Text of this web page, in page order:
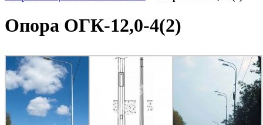
Опора ОГК-12,0-4(2)